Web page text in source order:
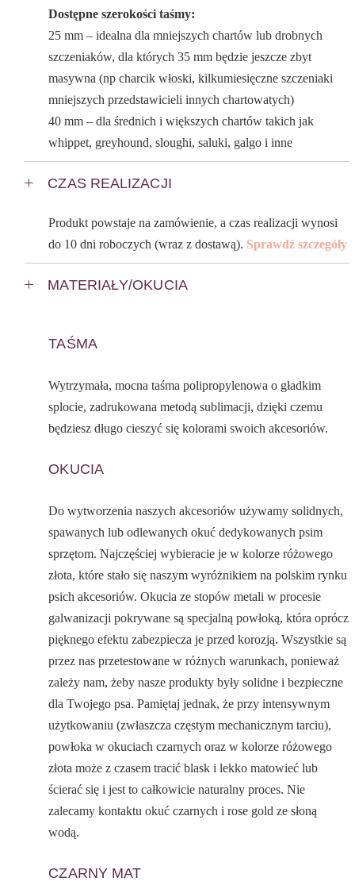
Dostępne szerokości taśmy:
25 mm – idealna dla mniejszych chartów lub drobnych
szczeniaków, dla których 35 mm będzie jeszcze zbyt
masywna (np charcik włoski, kilkumiesięczne szczeniaki
mniejszych przedstawicieli innych chartowatych)
40 mm – dla średnich i większych chartów takich jak
whippet, greyhound, sloughi, saluki, galgo i inne
CZAS REALIZACJI
Produkt powstaje na zamówienie, a czas realizacji wynosi
do 10 dni roboczych (wraz z dostawą). Sprawdź szczegóły
MATERIAŁY/OKUCIA
TAŚMA
Wytrzymała, mocna taśma polipropylenowa o gładkim
splocie, zadrukowana metodą sublimacji, dzięki czemu
będziesz długo cieszyć się kolorami swoich akcesoriów.
OKUCIA
Do wytworzenia naszych akcesoriów używamy solidnych,
spawanych lub odlewanych okuć dedykowanych psim
sprzętom. Najczęściej wybieracie je w kolorze różowego
złota, które stało się naszym wyróżnikiem na polskim rynku
psich akcesoriów. Okucia ze stopów metali w procesie
galwanizacji pokrywane są specjalną powłoką, która oprócz
pięknego efektu zabezpiecza je przed korozją. Wszystkie są
przez nas przetestowane w różnych warunkach, ponieważ
zależy nam, żeby nasze produkty były solidne i bezpieczne
dla Twojego psa. Pamiętaj jednak, że przy intensywnym
użytkowaniu (zwłaszcza częstym mechanicznym tarciu),
powłoka w okuciach czarnych oraz w kolorze różowego
złota może z czasem tracić blask i lekko matowieć lub
ścierać się i jest to całkowicie naturalny proces. Nie
zalecamy kontaktu okuć czarnych i rose gold ze słoną
wodą.
CZARNY MAT